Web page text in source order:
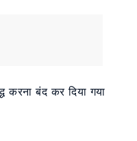
करना बंद कर दिया गया